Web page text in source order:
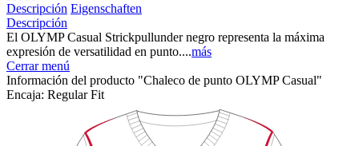
Descripción Eigenschaften
Descripción
El OLYMP Casual Strickpullunder negro representa la máxima
expresión de versatilidad en punto....más
Cerrar menú
Información del producto "Chaleco de punto OLYMP Casual"
Encaja: Regular Fit